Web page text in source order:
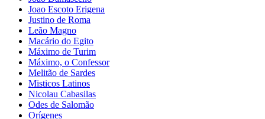
Joao Escoto Erigena
Justino de Roma
Leão Magno
Macário do Egito
Máximo de Turim
Máximo, o Confessor
Melitão de Sardes
Misticos Latinos
Nicolau Cabasilas
Odes de Salomão
Orígenes